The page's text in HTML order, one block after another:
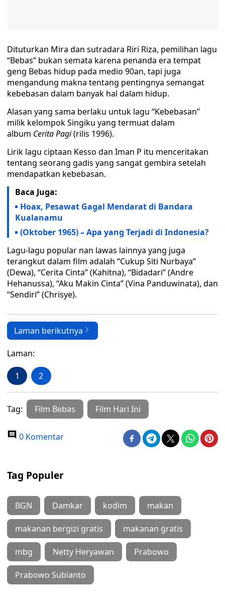
Dituturkan Mira dan sutradara Riri Riza, pemilihan lagu
“Bebas” bukan semata karena penanda era tempat
geng Bebas hidup pada medio 90an, tapi juga
mengandung makna tentang pentingnya semangat
kebebasan dalam banyak hal dalam hidup.
Alasan yang sama berlaku untuk lagu “Kebebasan”
milik kelompok Singiku yang termuat dalam
album Cerita Pagi(rilis 1996).
Lirik lagu ciptaan Kesso dan Iman P itu menceritakan
tentang seorang gadis yang sangat gembira setelah
mendapatkan kebebasan.
Baca Juga:
Hoax, Pesawat Gagal Mendarat di Bandara
Kualanamu
(Oktober 1965) – Apa yang Terjadi di Indonesia?
Lagu-lagu popular nan lawas lainnya yang juga
terangkut dalam film adalah “Cukup Siti Nurbaya”
(Dewa), “Cerita Cinta” (Kahitna), “Bidadari” (Andre
Hehanussa), “Aku Makin Cinta” (Vina Panduwinata), dan
“Sendiri” (Chrisye).
Laman berikutnya
Laman:
1 2
Tag: Film Bebas Film Hari Ini
0 Komentar
Tag Populer
BGN Damkar kodim makan
makanan bergizi gratis makanan gratis
mbg Netty Heryawan Prabowo
Prabowo Subianto